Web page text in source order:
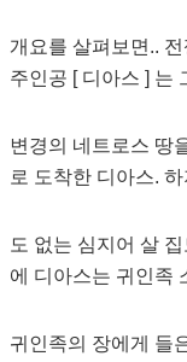
개요를 살펴보면..
주인공 [ 디아스 ] 는
변경의 네트로스 땅
로 도착한 디아스.
도 없는 심지어 살
에 디아스는 귀인족
귀인족의 장에게 들